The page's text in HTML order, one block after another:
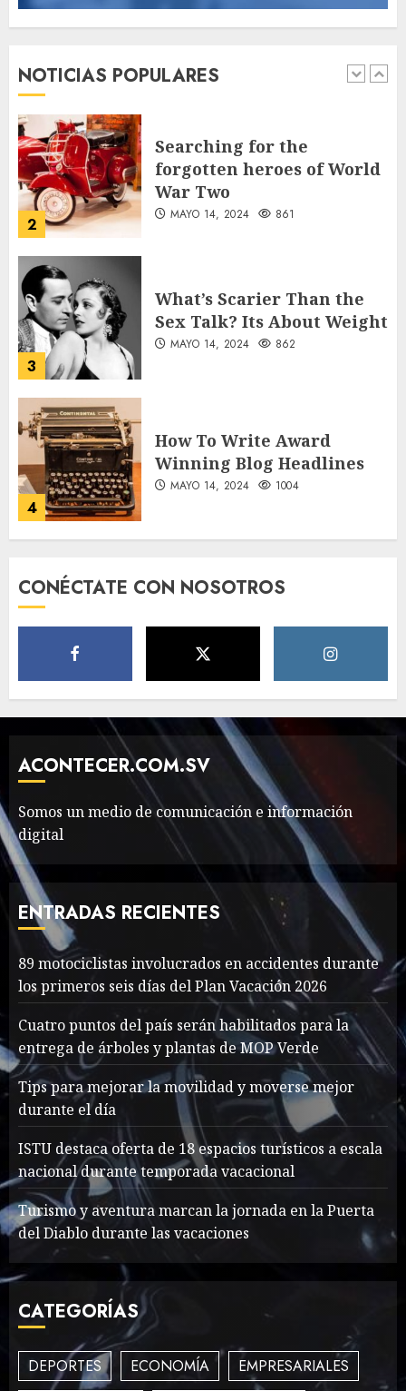
NOTICIAS POPULARES
accidentes durante los
AGOSTO 7, 2026
2
forgotten heroes of World
War Two
MAYO 14, 2024
3
Sex Talk? Its About Weight
MAYO 14, 2024 862
4
Winning Blog Headlines
MAYO 14, 2024 1004
5
Foods Have You Tried?
6
Classic Cars in a Retro
Movie?
MAYO 14, 2024
7
The full story of
Thailand’s extraordinary
cave rescue
MAYO 14, 2024 1004
1
89 motociclistas
involucrados en
accidentes durante los
primeros seis días del Plan
Vacación 2026
AGOSTO 7, 2026 45
2
Searching for the
forgotten heroes of World
War Two
MAYO 14, 2024 861
What’s Scarier Than the
CONÉCTATE CON NOSOTROS
ACONTECER.COM.SV
Somos un medio de comunicación e información
digital
ENTRADAS RECIENTES
89 motociclistas involucrados en accidentes durante
los primeros seis días del Plan Vacación 2026
Cuatro puntos del país serán habilitados para la
entrega de árboles y plantas de MOP Verde
Tips para mejorar la movilidad y moverse mejor
durante el día
ISTU destaca oferta de 18 espacios turísticos a escala
nacional durante temporada vacacional
Turismo y aventura marcan la jornada en la Puerta
del Diablo durante las vacaciones
CATEGORÍAS
DEPORTES ECONOMÍA EMPRESARIALES